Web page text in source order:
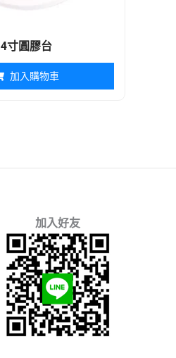
4寸圓膠台
加入購物車
加入好友